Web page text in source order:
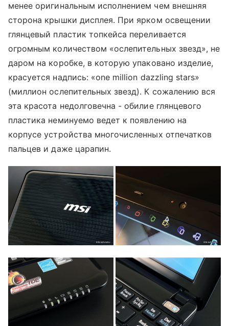
менее оригинальным исполнением чем внешняя
сторона крышки дисплея. При ярком освещении
глянцевый пластик топкейса переливается
огромным количеством «ослепительных звезд», не
даром на коробке, в которую упаковано изделие,
красуется надпись: «one million dazzling stars»
(миллион ослепительных звезд). К сожалению вся
эта красота недолговечна - обилие глянцевого
пластика неминуемо ведет к появлению на
корпусе устройства многочисленных отпечатков
пальцев и даже царапин.